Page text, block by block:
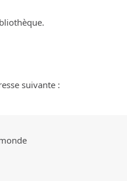
suivante :